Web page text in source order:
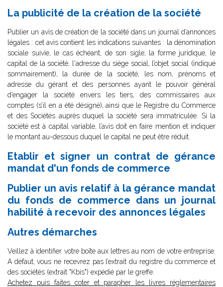
La publicité de la création de la société
Publier un avis de création de la société dans un journal d’annonces
légales : cet avis contient les indications suivantes : la dénomination
sociale suivie, le cas échéant, de son sigle; la forme juridique, le
capital de la société, l'adresse du siège social, l’objet social (indiqué
sommairement), la durée de la société, les nom, prénoms et
adresse du gérant et des personnes ayant le pouvoir général
d’engager la société envers les tiers, des commissaires aux
comptes (s’il en a été désigné), ainsi que le Registre du Commerce
et des Sociétés auprès duquel la société sera immatriculée. Si la
société est à capital variable, l’avis doit en faire mention et indiquer
le montant au-dessous duquel le capital ne peut être réduit.
Etablir et signer un contrat de gérance
mandat d'un fonds de commerce
Publier un avis relatif à la gérance mandat
du fonds de commerce dans un journal
habilité à recevoir des annonces légales
Autres démarches
Veillez à identifier votre boîte aux lettres au nom de votre entreprise.
A défaut, vous ne recevrez pas l’extrait du registre du commerce et
des sociétés (extrait "Kbis") expédié par le greffe.
Achetez puis faites coter et parapher les livres réglementaires